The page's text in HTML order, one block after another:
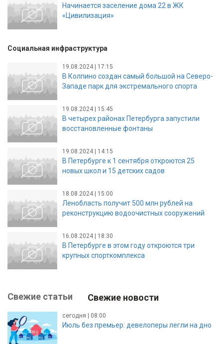
Начинается заселение дома 22 в ЖК
«Цивилизация»
Социальная инфраструктура
19.08.2024 | 17:15
В Колпино создан самый большой на Северо-
Западе парк для экстремального спорта
19.08.2024 | 15:45
В четырех районах Петербурга запустили
восстановленные фонтаны
19.08.2024 | 14:15
В Петербурге к 1 сентября откроются 25
новых школ и 15 детских садов
18.08.2024 | 15:00
Ленобласть получит 500 млн рублей на
реконструкцию водоочистных сооружений
16.08.2024 | 18:30
В Петербурге в этом году откроются три
крупных спорткомплекса
Свежие статьи Свежие новости
сегодня | 08:00
Июль без премьер: девелоперы легли на дно